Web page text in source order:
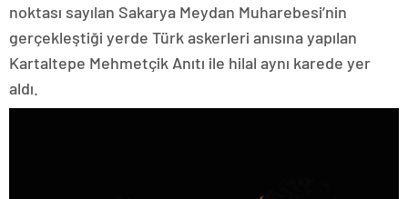
noktası sayılan Sakarya Meydan Muharebesi’nin
gerçekleştiği yerde Türk askerleri anısına yapılan
Kartaltepe Mehmetçik Anıtı ile hilal aynı karede yer
aldı.